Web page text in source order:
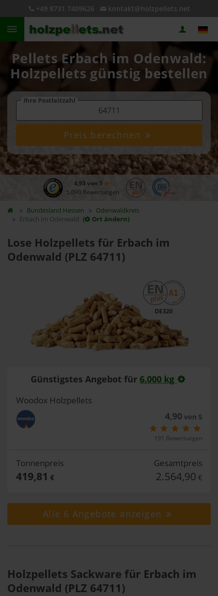
+49 8731 7409626 kontakt@holzpellets.net
Pellets Erbach im Odenwald:
Holzpellets günstig bestellen
Ihre Postleitzahl
Preis berechnen
4,93 von 5
5.090 Bewertungen
Bundesland Hessen
Odenwaldkreis
Erbach im Odenwald ( Ort ändern)
Lose Holzpellets für Erbach im
Odenwald (PLZ 64711)
DE320
Günstigstes Angebot für 6.000 kg
Woodox Holzpellets
4,90 von 5
191 Bewertungen
Tonnenpreis
419,81 €
Gesamtpreis
2.564,90 €
Alle 6 Angebote anzeigen
Holzpellets Sackware für Erbach im
Odenwald (PLZ 64711)